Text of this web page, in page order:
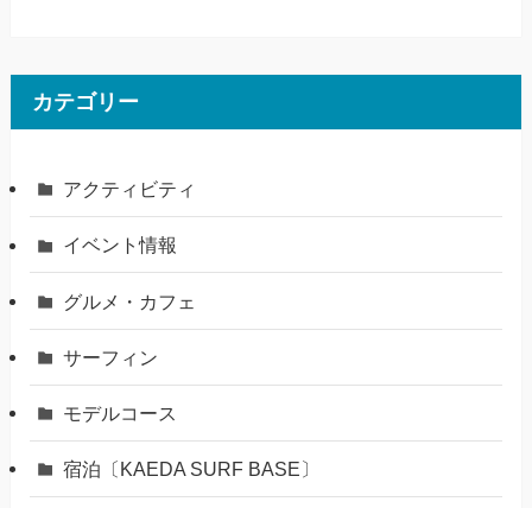
カテゴリー
アクティビティ
イベント情報
グルメ・カフェ
サーフィン
モデルコース
宿泊〔KAEDA SURF BASE〕